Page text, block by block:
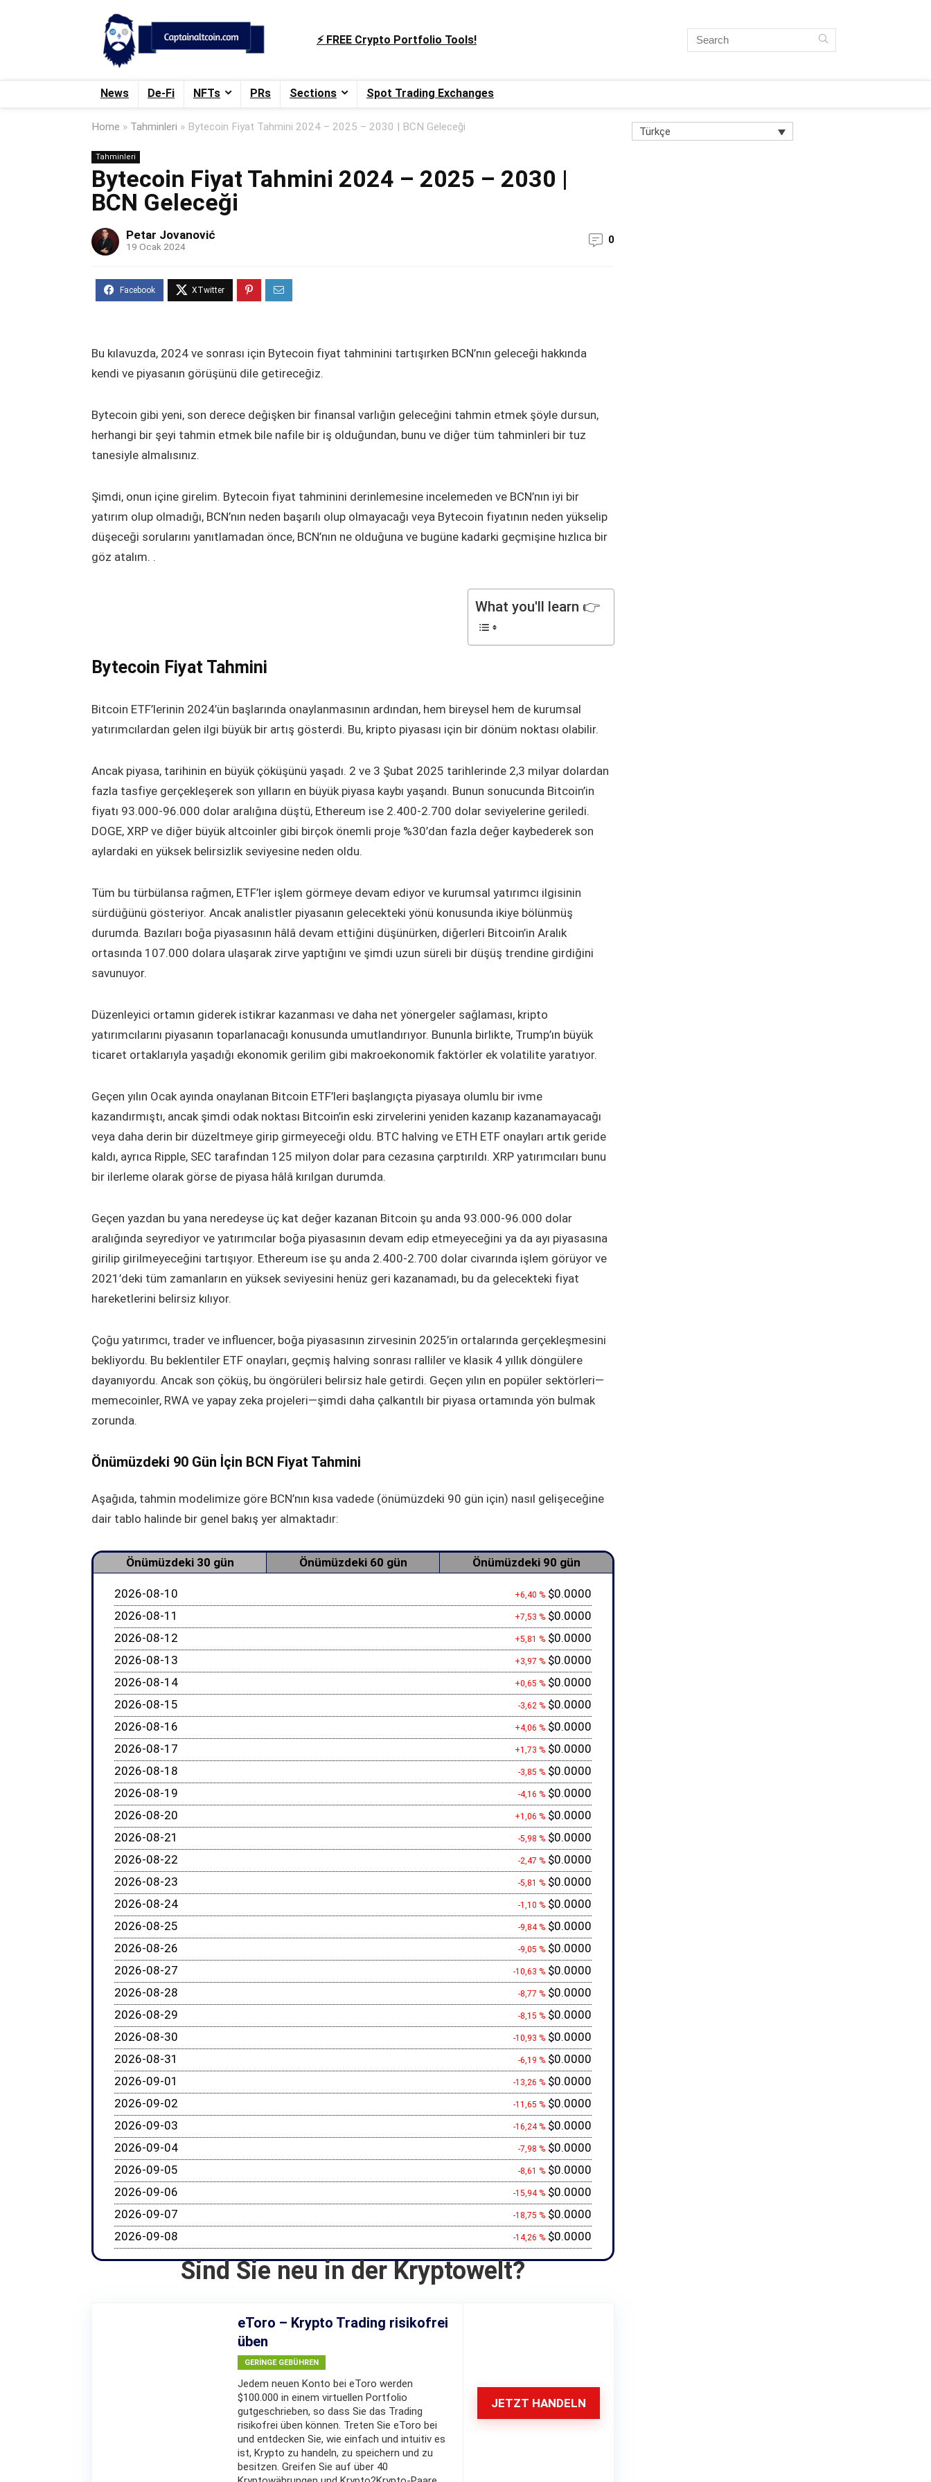
⚡️ FREE Crypto Portfolio Tools!
News De-Fi NFTs PRs Sections Spot Trading Exchanges
Home » Tahminleri » Bytecoin Fiyat Tahmini 2024 – 2025 – 2030 | BCN Geleceği
Tahminleri
Bytecoin Fiyat Tahmini 2024 – 2025 – 2030 |
BCN Geleceği
Petar Jovanović
19 Ocak 2024
0
Bu kılavuzda, 2024 ve sonrası için Bytecoin fiyat tahminini tartışırken BCN’nın geleceği hakkında
kendi ve piyasanın görüşünü dile getireceğiz.
Bytecoin gibi yeni, son derece değişken bir finansal varlığın geleceğini tahmin etmek şöyle dursun,
herhangi bir şeyi tahmin etmek bile nafile bir iş olduğundan, bunu ve diğer tüm tahminleri bir tuz
tanesiyle almalısınız.
Şimdi, onun içine girelim. Bytecoin fiyat tahminini derinlemesine incelemeden ve BCN’nın iyi bir
yatırım olup olmadığı, BCN’nın neden başarılı olup olmayacağı veya Bytecoin fiyatının neden yükselip
düşeceği sorularını yanıtlamadan önce, BCN’nın ne olduğuna ve bugüne kadarki geçmişine hızlıca bir
göz atalım. .
What you'll learn 👉
Bytecoin Fiyat Tahmini
Bitcoin ETF’lerinin 2024’ün başlarında onaylanmasının ardından, hem bireysel hem de kurumsal
yatırımcılardan gelen ilgi büyük bir artış gösterdi. Bu, kripto piyasası için bir dönüm noktası olabilir.
Ancak piyasa, tarihinin en büyük çöküşünü yaşadı. 2 ve 3 Şubat 2025 tarihlerinde 2,3 milyar dolardan
fazla tasfiye gerçekleşerek son yılların en büyük piyasa kaybı yaşandı. Bunun sonucunda Bitcoin’in
fiyatı 93.000-96.000 dolar aralığına düştü, Ethereum ise 2.400-2.700 dolar seviyelerine geriledi.
DOGE, XRP ve diğer büyük altcoinler gibi birçok önemli proje %30’dan fazla değer kaybederek son
aylardaki en yüksek belirsizlik seviyesine neden oldu.
Tüm bu türbülansa rağmen, ETF’ler işlem görmeye devam ediyor ve kurumsal yatırımcı ilgisinin
sürdüğünü gösteriyor. Ancak analistler piyasanın gelecekteki yönü konusunda ikiye bölünmüş
durumda. Bazıları boğa piyasasının hâlâ devam ettiğini düşünürken, diğerleri Bitcoin’in Aralık
ortasında 107.000 dolara ulaşarak zirve yaptığını ve şimdi uzun süreli bir düşüş trendine girdiğini
savunuyor.
Düzenleyici ortamın giderek istikrar kazanması ve daha net yönergeler sağlaması, kripto
yatırımcılarını piyasanın toparlanacağı konusunda umutlandırıyor. Bununla birlikte, Trump’ın büyük
ticaret ortaklarıyla yaşadığı ekonomik gerilim gibi makroekonomik faktörler ek volatilite yaratıyor.
Geçen yılın Ocak ayında onaylanan Bitcoin ETF’leri başlangıçta piyasaya olumlu bir ivme
kazandırmıştı, ancak şimdi odak noktası Bitcoin’in eski zirvelerini yeniden kazanıp kazanamayacağı
veya daha derin bir düzeltmeye girip girmeyeceği oldu. BTC halving ve ETH ETF onayları artık geride
kaldı, ayrıca Ripple, SEC tarafından 125 milyon dolar para cezasına çarptırıldı. XRP yatırımcıları bunu
bir ilerleme olarak görse de piyasa hâlâ kırılgan durumda.
Geçen yazdan bu yana neredeyse üç kat değer kazanan Bitcoin şu anda 93.000-96.000 dolar
aralığında seyrediyor ve yatırımcılar boğa piyasasının devam edip etmeyeceğini ya da ayı piyasasına
girilip girilmeyeceğini tartışıyor. Ethereum ise şu anda 2.400-2.700 dolar civarında işlem görüyor ve
2021’deki tüm zamanların en yüksek seviyesini henüz geri kazanamadı, bu da gelecekteki fiyat
hareketlerini belirsiz kılıyor.
Çoğu yatırımcı, trader ve influencer, boğa piyasasının zirvesinin 2025’in ortalarında gerçekleşmesini
bekliyordu. Bu beklentiler ETF onayları, geçmiş halving sonrası ralliler ve klasik 4 yıllık döngülere
dayanıyordu. Ancak son çöküş, bu öngörüleri belirsiz hale getirdi. Geçen yılın en popüler sektörleri—
memecoinler, RWA ve yapay zeka projeleri—şimdi daha çalkantılı bir piyasa ortamında yön bulmak
zorunda.
Önümüzdeki 90 Gün İçin BCN Fiyat Tahmini
Aşağıda, tahmin modelimize göre BCN’nın kısa vadede (önümüzdeki 90 gün için) nasıl gelişeceğine
dair tablo halinde bir genel bakış yer almaktadır:
Önümüzdeki 30 gün Önümüzdeki 60 gün Önümüzdeki 90 gün
2026-08-10 +6,40 % $0.0000
2026-08-11
+7,53 % $0.0000
2026-08-12
+5,81 % $0.0000
2026-08-13
+3,97 % $0.0000
2026-08-14
+0,65 % $0.0000
2026-08-15
-3,62 % $0.0000
2026-08-16
+4,06 % $0.0000
2026-08-17
+1,73 % $0.0000
2026-08-18
-3,85 % $0.0000
2026-08-19
-4,16 % $0.0000
2026-08-20
+1,06 % $0.0000
2026-08-21
-5,98 % $0.0000
2026-08-22
-2,47 % $0.0000
2026-08-23
-5,81 % $0.0000
2026-08-24
-1,10 % $0.0000
2026-08-25
-9,84 % $0.0000
2026-08-26
-9,05 % $0.0000
2026-08-27
-10,63 % $0.0000
2026-08-28
-8,77 % $0.0000
2026-08-29
-8,15 % $0.0000
2026-08-30
-10,93 % $0.0000
2026-08-31
-6,19 % $0.0000
2026-09-01
-13,26 % $0.0000
2026-09-02
-11,65 % $0.0000
2026-09-03
-16,24 % $0.0000
2026-09-04
-7,98 % $0.0000
2026-09-05
-8,61 % $0.0000
2026-09-06
-15,94 % $0.0000
2026-09-07
-18,75 % $0.0000
2026-09-08
-14,26 % $0.0000
Sind Sie neu in der Kryptowelt?
eToro – Krypto Trading risikofrei
üben
GERINGE GEBÜHREN
Jedem neuen Konto bei eToro werden
$100.000 in einem virtuellen Portfolio
gutgeschrieben, so dass Sie das Trading
risikofrei üben können. Treten Sie eToro bei
und entdecken Sie, wie einfach und intuitiv es
ist, Krypto zu handeln, zu speichern und zu
besitzen. Greifen Sie auf über 40
JETZT HANDELN
Türkçe